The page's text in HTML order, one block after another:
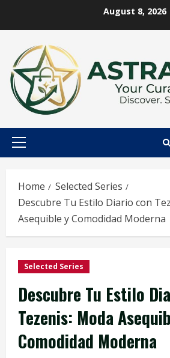
August 8, 2026
Primary
Home
Selected Series
Descubre Tu Estilo Diario con
Asequible y Comodidad Moderna
Selected Series
Descubre Tu Estilo
Tezenis: Moda
Comodidad Moderna